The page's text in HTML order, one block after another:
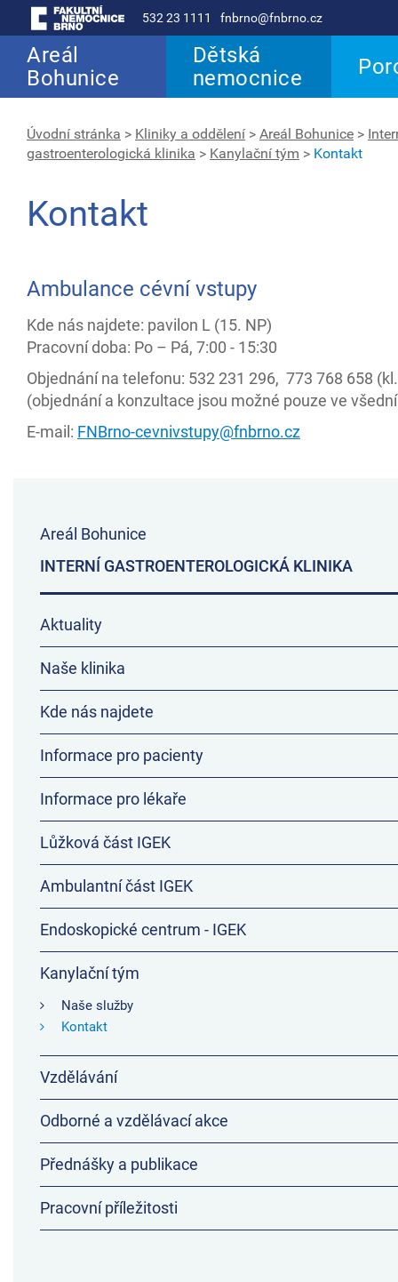
532 23 1111 fnbrno@fnbrno.cz
Areál
Bohunice
Dětská
nemocnice
Úvodní stránka > Kliniky a oddělení > Areál Bohunice >
gastroenterologická klinika > Kanylační tým > Kontakt
Kontakt
Ambulance cévní vstupy
Kde nás najdete: pavilon L (15. NP)
Pracovní doba: Po – Pá, 7:00 - 15:30
Objednání na telefonu: 532 231 296, 773 768 658
(objednání a konzultace jsou možné pouze ve
E-mail: FNBrno-cevnivstupy@fnbrno.cz
Areál Bohunice
INTERNÍ GASTROENTEROLOGICKÁ KLINIKA
Aktuality
Naše klinika
Kde nás najdete
Informace pro pacienty
Informace pro lékaře
Lůžková část IGEK
Ambulantní část IGEK
Endoskopické centrum - IGEK
Kanylační tým
Naše služby
Kontakt
Vzdělávání
Odborné a vzdělávací akce
Přednášky a publikace
Pracovní příležitosti